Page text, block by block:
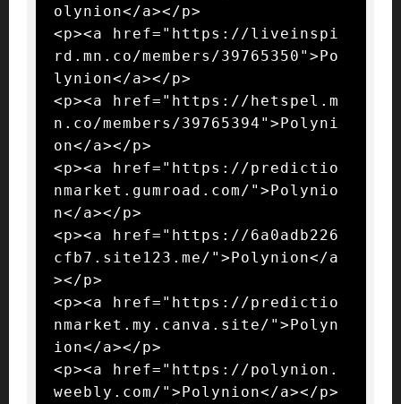
olynion</a></p>
<p><a href="https://liveinspi
rd.mn.co/members/39765350">Po
lynion</a></p>
<p><a href="https://hetspel.m
n.co/members/39765394">Polyni
on</a></p>
<p><a href="https://predictio
nmarket.gumroad.com/">Polynio
n</a></p>
<p><a href="https://6a0adb226
cfb7.site123.me/">Polynion</a
></p>
<p><a href="https://predictio
nmarket.my.canva.site/">Polyn
ion</a></p>
<p><a href="https://polynion.
weebly.com/">Polynion</a></p>